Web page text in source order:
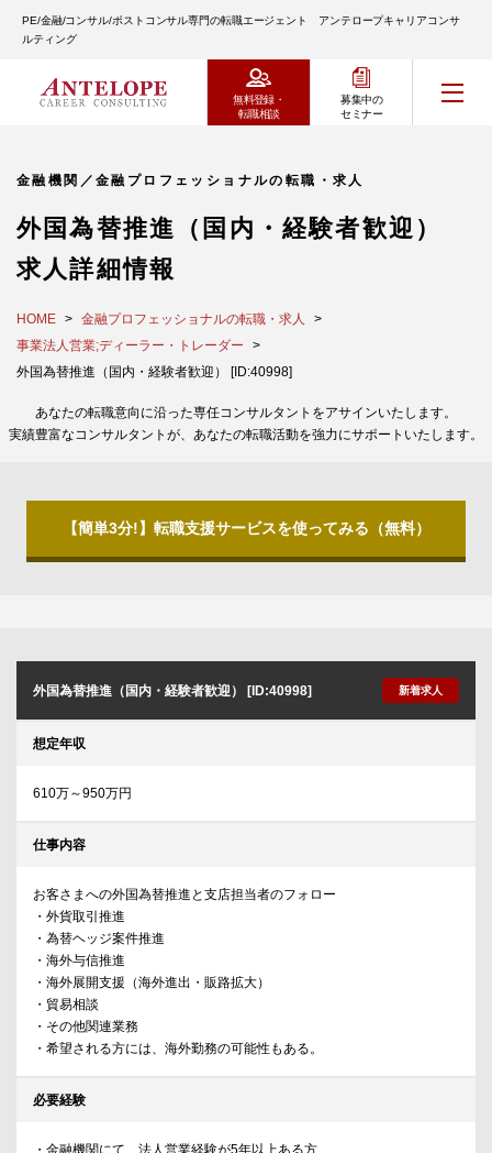
PE/金融/コンサル/ポストコンサル専門の転職エージェント アンテロープキャリアコンサ
ルティング
無料登録・
転職相談
募集中の
セミナー
金融機関／金融プロフェッショナルの転職・求人
外国為替推進（国内・経験者歓迎）
求人詳細情報
HOME
金融プロフェッショナルの転職・求人
事業法人営業;ディーラー・トレーダー
外国為替推進（国内・経験者歓迎） [ID:40998]
あなたの転職意向に沿った専任コンサルタントをアサインいたします。
実績豊富なコンサルタントが、あなたの転職活動を強力にサポートいたします。
【簡単3分!】転職支援サービスを使ってみる（無料）
外国為替推進（国内・経験者歓迎） [ID:40998] 新着求人
想定年収
610万～950万円
仕事内容
お客さまへの外国為替推進と支店担当者のフォロー
・外貨取引推進
・為替ヘッジ案件推進
・海外与信推進
・海外展開支援（海外進出・販路拡大）
・貿易相談
・その他関連業務
・希望される方には、海外勤務の可能性もある。
必要経験
・金融機関にて、法人営業経験が5年以上ある方